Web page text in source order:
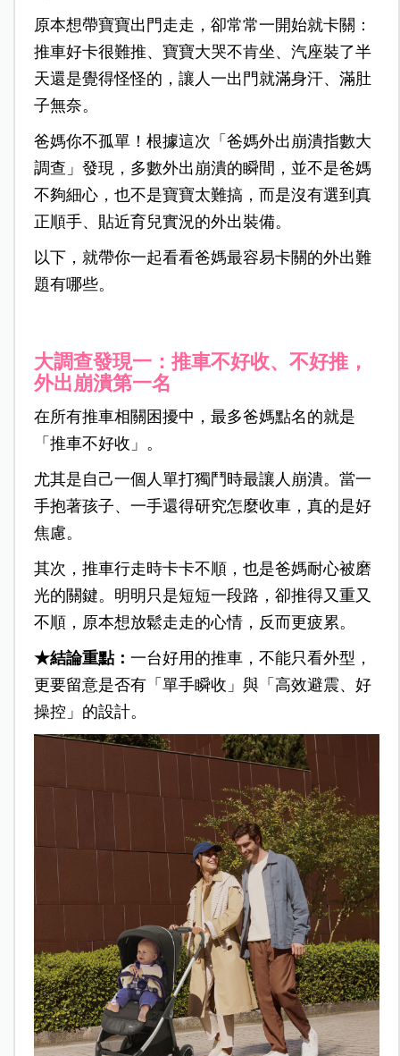
原本想帶寶寶出門走走，卻常常一開始就卡關：
推車好卡很難推、寶寶大哭不肯坐、汽座裝了半
天還是覺得怪怪的，讓人一出門就滿身汗、滿肚
子無奈。
爸媽你不孤單！根據這次「爸媽外出崩潰指數大
調查」發現，多數外出崩潰的瞬間，並不是爸媽
不夠細心，也不是寶寶太難搞，而是沒有選到真
正順手、貼近育兒實況的外出裝備。
以下，就帶你一起看看爸媽最容易卡關的外出難
題有哪些。
大調查發現一：推車不好收、不好推，
外出崩潰第一名
在所有推車相關困擾中，最多爸媽點名的就是
「推車不好收」。
尤其是自己一個人單打獨鬥時最讓人崩潰。當一
手抱著孩子、一手還得研究怎麼收車，真的是好
焦慮。
其次，推車行走時卡卡不順，也是爸媽耐心被磨
光的關鍵。明明只是短短一段路，卻推得又重又
不順，原本想放鬆走走的心情，反而更疲累。
★結論重點： 一台好用的推車，不能只看外型，
更要留意是否有「單手瞬收」與「高效避震、好
操控」的設計。